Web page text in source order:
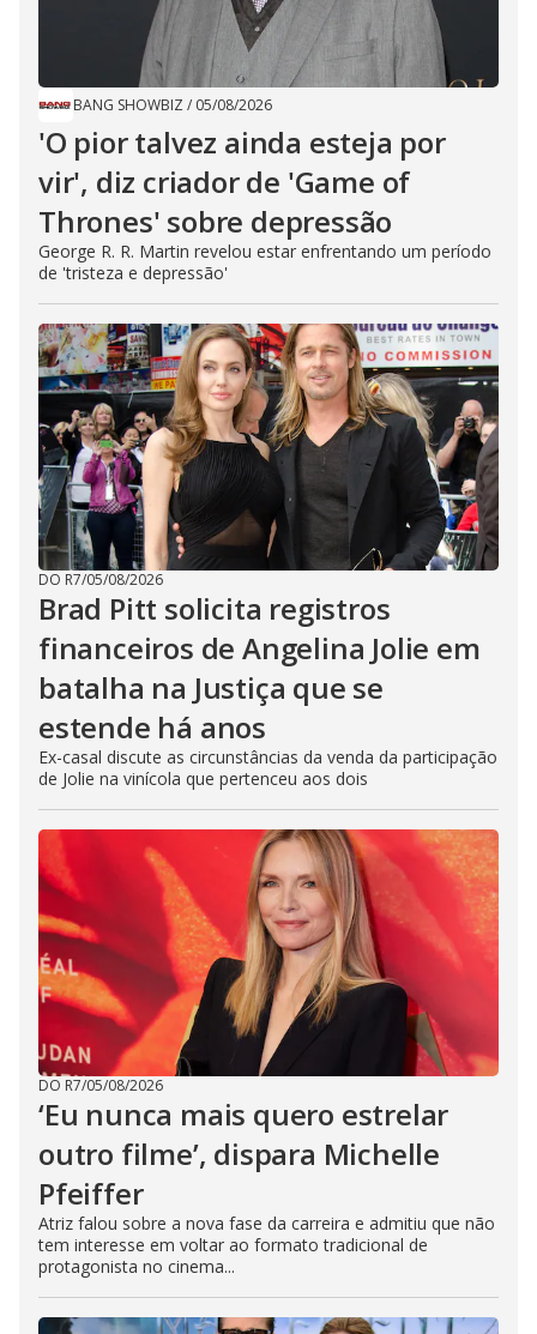
BANG SHOWBIZ / 05/08/2026
'O pior talvez ainda esteja por
vir', diz criador de 'Game of
Thrones' sobre depressão
George R. R. Martin revelou estar enfrentando um período
de 'tristeza e depressão'
DO R7/05/08/2026
Brad Pitt solicita registros
financeiros de Angelina Jolie em
batalha na Justiça que se
estende há anos
Ex-casal discute as circunstâncias da venda da participação
de Jolie na vinícola que pertenceu aos dois
DO R7/05/08/2026
‘Eu nunca mais quero estrelar
outro filme’, dispara Michelle
Pfeiffer
Atriz falou sobre a nova fase da carreira e admitiu que não
tem interesse em voltar ao formato tradicional de
protagonista no cinema...